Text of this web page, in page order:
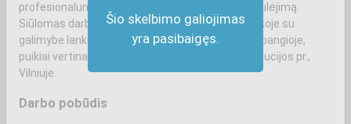
Šio skelbimo galiojimas
yra pasibaigęs.
profesionalumą, komandinį darbą ir nuolatinį tobulėjimą.
Siūlomas darbas draugiškoje, palaikančioje aplinkoje su
galimybe lanksčiai derinti darbo laiką. Darbas prabangioje,
puikiai vertinamoje odontologijos klinikoje Konstitucijos pr.,
Vilniuje.
Darbo pobūdis